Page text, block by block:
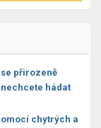
přirozeně
hádat
chytrých a